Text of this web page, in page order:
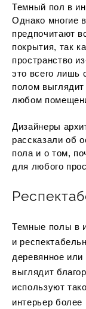
Темный пол в
Однако многие
предпочитают
покрытия, так
пространство
это всего лишь
полом
любом
Дизайнеры
рассказали об
пола и о том,
для любого
Темные полы в
и
деревянное
выглядит
используют
интерьер